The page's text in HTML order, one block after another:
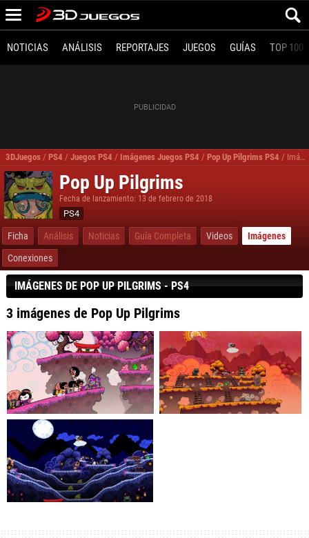
NOTICIAS ANÁLISIS REPORTAJES JUEGOS GUÍAS TOP 100
3DJuegos / PS4 / Juegos PS4 / Imágenes Juegos PS4 / Pop Up Pilgrims PS4 / Imágenes, fotos Pop Up Pilgrims para PS4
Pop Up Pilgrims
Fecha de lanzamiento: 13 de febrero de 2018
PS4
Ficha Análisis Noticias Guía Completa Videos
Imágenes
Conexiones
IMÁGENES DE POP UP PILGRIMS - PS4
3 imágenes de Pop Up Pilgrims